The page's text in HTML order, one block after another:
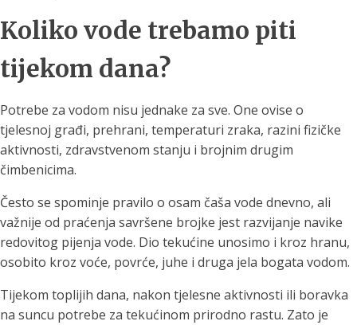
Koliko vode trebamo piti
tijekom dana?
Potrebe za vodom nisu jednake za sve. One ovise o
tjelesnoj građi, prehrani, temperaturi zraka, razini fizičke
aktivnosti, zdravstvenom stanju i brojnim drugim
čimbenicima.
Često se spominje pravilo o osam čaša vode dnevno, ali
važnije od praćenja savršene brojke jest razvijanje navike
redovitog pijenja vode. Dio tekućine unosimo i kroz hranu,
osobito kroz voće, povrće, juhe i druga jela bogata vodom.
Tijekom toplijih dana, nakon tjelesne aktivnosti ili boravka
na suncu potrebe za tekućinom prirodno rastu. Zato je